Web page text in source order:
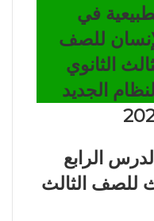
في
للصف
الثانوي
الجديد
الرابع
للصف الثالث